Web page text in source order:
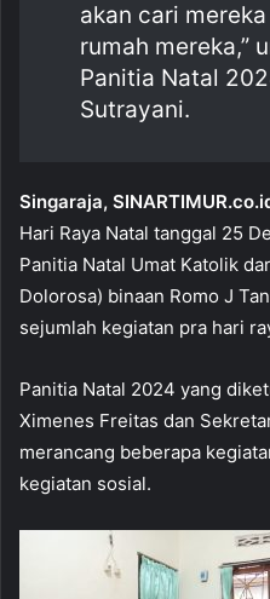
akan cari
rumah mereka,”
Panitia Natal
Sutrayani.
Singaraja,
Hari Raya Natal tanggal 25
Panitia Natal Umat Katolik
Dolorosa) binaan Romo J
sejumlah kegiatan pra hari
Panitia Natal 2024 yang
Ximenes Freitas dan
merancang beberapa
kegiatan sosial.